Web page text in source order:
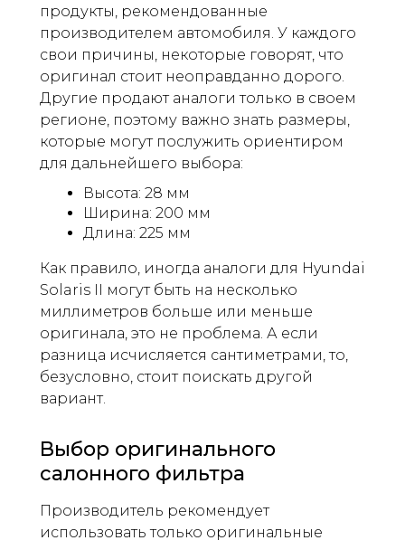
продукты, рекомендованные
производителем автомобиля. У каждого
свои причины, некоторые говорят, что
оригинал стоит неоправданно дорого.
Другие продают аналоги только в своем
регионе, поэтому важно знать размеры,
которые могут послужить ориентиром
для дальнейшего выбора:
Высота: 28 мм
Ширина: 200 мм
Длина: 225 мм
Как правило, иногда аналоги для Hyundai
Solaris II могут быть на несколько
миллиметров больше или меньше
оригинала, это не проблема. А если
разница исчисляется сантиметрами, то,
безусловно, стоит поискать другой
вариант.
Выбор оригинального
салонного фильтра
Производитель рекомендует
использовать только оригинальные